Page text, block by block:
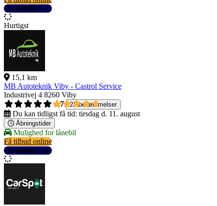
Se detaljer
Hurtigst
15,1 km
MB Autoteknik Viby - Castrol Service
Industrivej 4 8260 Viby
4,7
23 bedømmelser
Du kan tidligst få tid: tirsdag d. 11. august
Åbningstider
Mulighed for lånebil
Få tilbud online
Se detaljer